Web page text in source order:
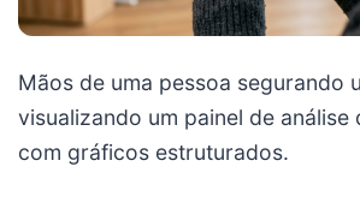
Mãos de uma pessoa segurando
visualizando um painel de análise
com gráficos estruturados.